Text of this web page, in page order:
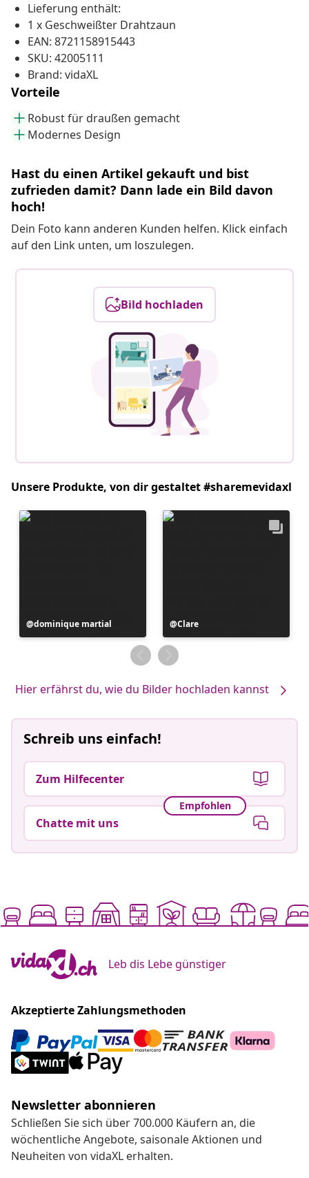
Lieferung enthält:
1 x Geschweißter Drahtzaun
EAN: 8721158915443
SKU: 42005111
Brand: vidaXL
Vorteile
Robust für draußen gemacht
Modernes Design
Hast du einen Artikel gekauft und bist
zufrieden damit? Dann lade ein Bild davon
hoch!
Dein Foto kann anderen Kunden helfen. Klick einfach
auf den Link unten, um loszulegen.
Bild hochladen
Unsere Produkte, von dir gestaltet #sharemevidaxl
Beitrag
veröffentlicht
dominique martial
Beitrag
veröffentlicht
von
Clare
Hier erfährst du, wie du Bilder hochladen kannst
Schreib uns einfach!
Zum Hilfecenter
Empfohlen
Chatte mit uns
Leb dis Lebe günstiger
Akzeptierte Zahlungsmethoden
Newsletter abonnieren
Schließen Sie sich über 700.000 Käufern an, die
wöchentliche Angebote, saisonale Aktionen und
Neuheiten von vidaXL erhalten.